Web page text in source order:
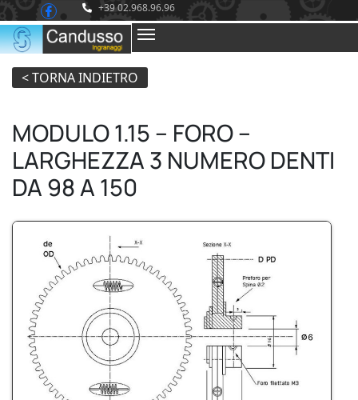
+39 02.968.96.96
MODULO 1.15 – FORO –
LARGHEZZA 3 NUMERO DENTI
DA 98 A 150